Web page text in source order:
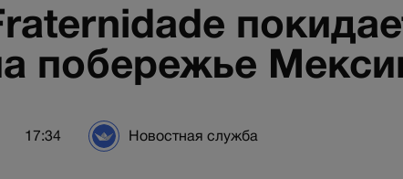
побережье
17:34 Новостная служба